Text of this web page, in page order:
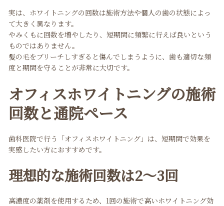
実は、ホワイトニングの回数は施術方法や個人の歯の状態によっ
て大きく異なります。
やみくもに回数を増やしたり、短期間に頻繁に行えば良いという
ものではありません。
髪の毛をブリーチしすぎると傷んでしまうように、歯も適切な頻
度と期間を守ることが非常に大切です。
オフィスホワイトニングの施術
回数と通院ペース
歯科医院で行う「オフィスホワイトニング」は、短期間で効果を
実感したい方におすすめです。
理想的な施術回数は2〜3回
高濃度の薬剤を使用するため、1回の施術で高いホワイトニング効